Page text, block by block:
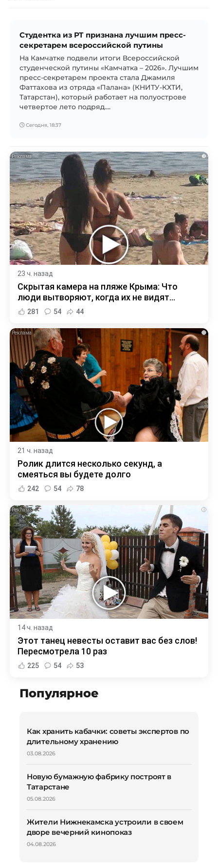
Студентка из РТ признана лучшим пресс-
секретарем всероссийской путины
На Камчатке подвели итоги Всероссийской
студенческой путины «Камчатка – 2026». Лучшим
пресс-секретарем проекта стала Джамиля
Фаттахова из отряда «Палана» (КНИТУ-КХТИ,
Татарстан), который работает на полуострове
четвертое лето подряд....
Сегодня, 18:37
i
23 ч. назад
Скрытая камера на пляже Крыма: Что
люди вытворяют, когда их не видят...
281 54 44
i
21 ч. назад
Ролик длится несколько секунд, а
смеяться вы будете долго
242 54 78
i
14 ч. назад
Этот танец невесты оставит вас без слов!
Пересмотрела 10 раз
225 54 53
Популярное
Как хранить кабачки: советы экспертов по
длительному хранению
03.08.2026
Новую бумажную фабрику построят в
Татарстане
05.08.2026
Жители Нижнекамска устроили в своем
дворе вечерний кинопоказ
04.08.2026